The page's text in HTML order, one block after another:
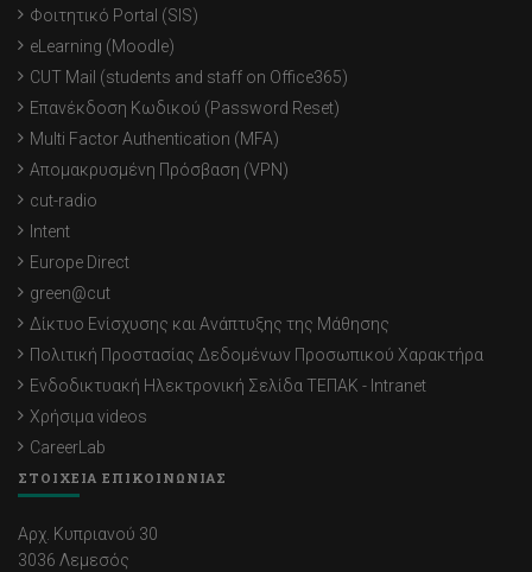
Φοιτητικό Portal (SIS)
eLearning (Moodle)
CUT Mail (students and staff on Office365)
Επανέκδοση Κωδικού (Password Reset)
Multi Factor Authentication (MFA)
Απομακρυσμένη Πρόσβαση (VPN)
cut-radio
Intent
Europe Direct
green@cut
Δίκτυο Ενίσχυσης και Ανάπτυξης της Μάθησης
Πολιτική Προστασίας Δεδομένων Προσωπικού Χαρακτήρα
Ενδοδικτυακή Ηλεκτρονική Σελίδα ΤΕΠΑΚ - Intranet
Χρήσιμα videos
CareerLab
ΣΤΟΙΧΕΙΑ ΕΠΙΚΟΙΝΩΝΙΑΣ
Αρχ. Κυπριανού 30
3036 Λεμεσός